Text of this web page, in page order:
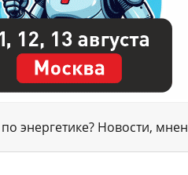
энергетике? Новости,